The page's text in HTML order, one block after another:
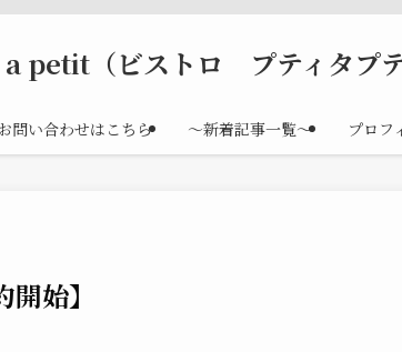
petit（ビストロ プティタプ
問い合わせはこちら 〜新着記事一覧〜 プロフ
始】